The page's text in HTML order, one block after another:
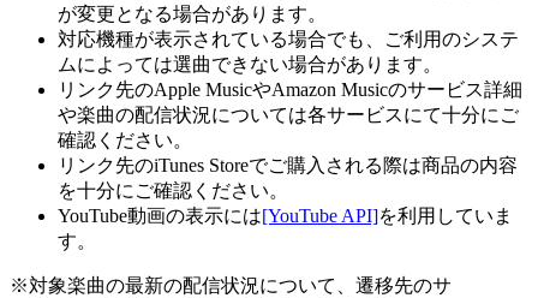
が変更となる場合があります。
対応機種が表示されている場合でも、ご利用のシステ
ムによっては選曲できない場合があります。
リンク先のApple MusicやAmazon Musicのサービス詳細
や楽曲の配信状況については各サービスにて十分にご
確認ください。
リンク先のiTunes Storeでご購入される際は商品の内容
を十分にご確認ください。
YouTube動画の表示には[YouTube API]を利用していま
す。
※対象楽曲の最新の配信状況について、遷移先のサ